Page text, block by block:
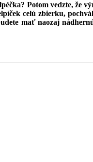
Potom vedzte, že
celú zbierku,
mať naozaj